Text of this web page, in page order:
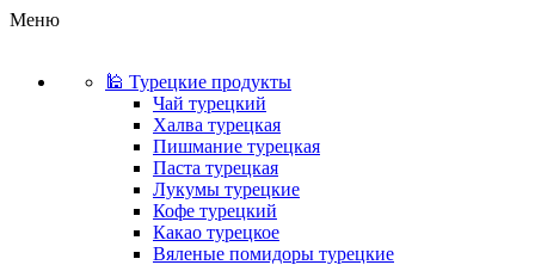
Меню
🕌 Турецкие продукты
Чай турецкий
Халва турецкая
Пишмание турецкая
Паста турецкая
Лукумы турецкие
Кофе турецкий
Какао турецкое
Вяленые помидоры турецкие